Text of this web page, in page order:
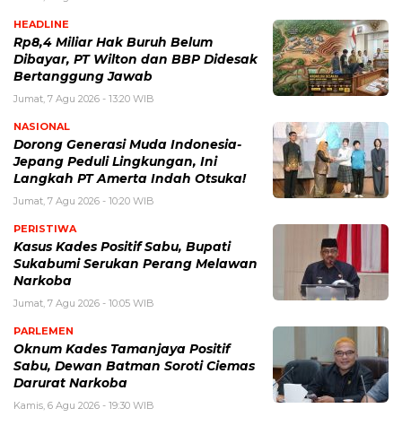
HEADLINE
Rp8,4 Miliar Hak Buruh Belum
Dibayar, PT Wilton dan BBP Didesak
Bertanggung Jawab
Jumat, 7 Agu 2026 - 13:20 WIB
NASIONAL
Dorong Generasi Muda Indonesia-
Jepang Peduli Lingkungan, Ini
Langkah PT Amerta Indah Otsuka!
Jumat, 7 Agu 2026 - 10:20 WIB
PERISTIWA
Kasus Kades Positif Sabu, Bupati
Sukabumi Serukan Perang Melawan
Narkoba
Jumat, 7 Agu 2026 - 10:05 WIB
PARLEMEN
Oknum Kades Tamanjaya Positif
Sabu, Dewan Batman Soroti Ciemas
Darurat Narkoba
Kamis, 6 Agu 2026 - 19:30 WIB